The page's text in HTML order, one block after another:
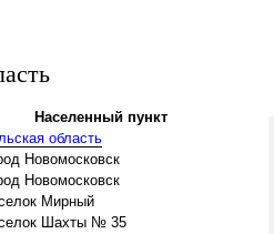
Населенный пункт
область
Новомосковск
Новомосковск
Мирный
Шахты № 35